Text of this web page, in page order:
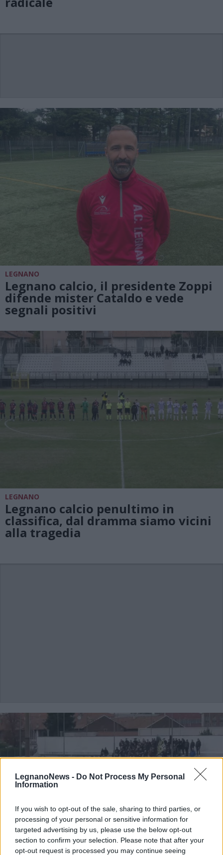
LegnanoNews - Do Not Process My Personal
Information
If you wish to opt-out of the sale, sharing to third parties, or
processing of your personal or sensitive information for
targeted advertising by us, please use the below opt-out
section to confirm your selection. Please note that after your
opt-out request is processed you may continue seeing
LEGNANO
Legnano calcio, il presidente Zoppi
difende mister Cataldo e vede
segnali positivi
LEGNANO
Legnano calcio penultimo in
classifica, dal dramma siamo vicini
alla tragedia